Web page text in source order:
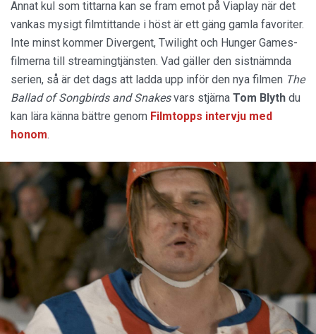
Annat kul som tittarna kan se fram emot på Viaplay när det
vankas mysigt filmtittande i höst är ett gäng gamla favoriter.
Inte minst kommer Divergent, Twilight och Hunger Games-
filmerna till streamingtjänsten. Vad gäller den sistnämnda
serien, så är det dags att ladda upp inför den nya filmen The
Ballad of Songbirds and Snakesvars stjärna Tom Blyth du
kan lära känna bättre genom Filmtopps intervju med
honom.